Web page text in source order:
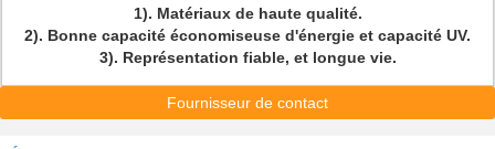
1). Matériaux de haute qualité.
2). Bonne capacité économiseuse d'énergie et capacité UV.
3). Représentation fiable, et longue vie.
Fournisseur de contact